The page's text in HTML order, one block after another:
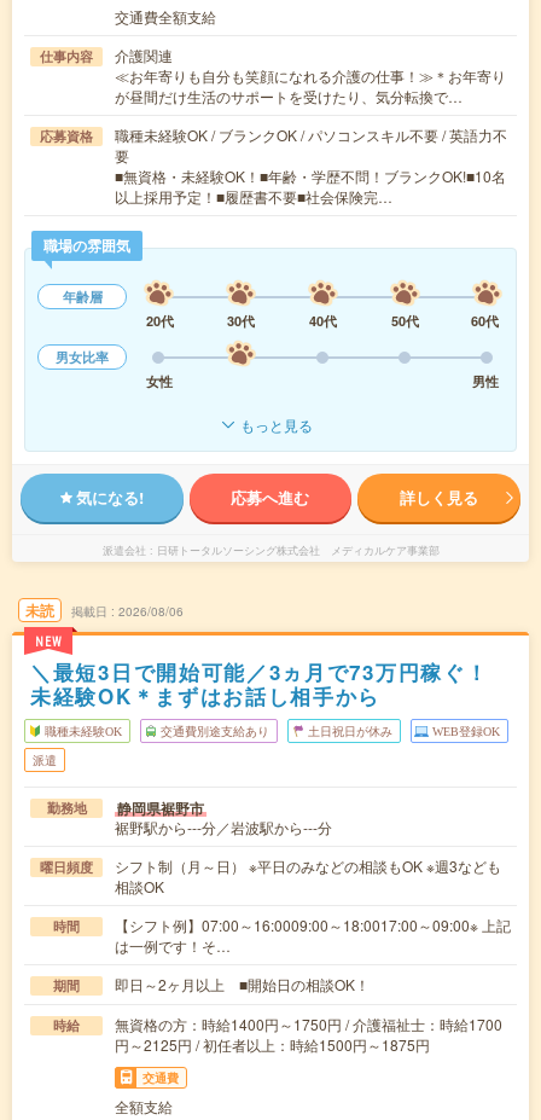
交通費全額支給
仕事内容
介護関連
≪お年寄りも自分も笑顔になれる介護の仕事！≫＊お年寄り
が昼間だけ生活のサポートを受けたり、気分転換で…
応募資格
職種未経験OK / ブランクOK / パソコンスキル不要 / 英語力不
要
■無資格・未経験OK！■年齢・学歴不問！ブランクOK!■10名
以上採用予定！■履歴書不要■社会保険完…
職場の雰囲気
年齢層
20代
30代 40代 50代
60代
男女比率
女性
男性
もっと見る
気になる! 応募へ進む 詳しく見る
派遣会社 日研トータルソーシング株式会社 メディカルケア事業部
未読
NEW
掲載日 2026/08/06
＼最短3日で開始可能／3ヵ月で73万円稼ぐ！
未経験OK＊まずはお話し相手から
職種未経験OK 交通費別途支給あり 土日祝日が休み WEB登録OK
派遣
勤務地 静岡県裾野市
裾野駅から---分／岩波駅から---分
曜日頻度
シフト制（月～日） ※平日のみなどの相談もOK ※週3なども
相談OK
時間
【シフト例】07:00～16:0009:00～18:0017:00～09:00※ 上記
は一例です！そ…
期間 即日～2ヶ月以上 ■開始日の相談OK！
時給
無資格の方：時給1400円～1750円 / 介護福祉士：時給1700
円～2125円 / 初任者以上：時給1500円～1875円
交通費
全額支給